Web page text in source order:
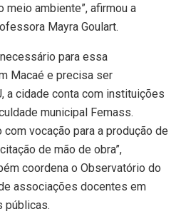
ambiente”, afirmou a
Mayra Goulart.
para essa
Macaé e precisa ser
a cidade conta com instituições
municipal Femass.
com vocação para a produção de
de mão de obra”,
coordena o Observatório do
associações docentes em
públicas.